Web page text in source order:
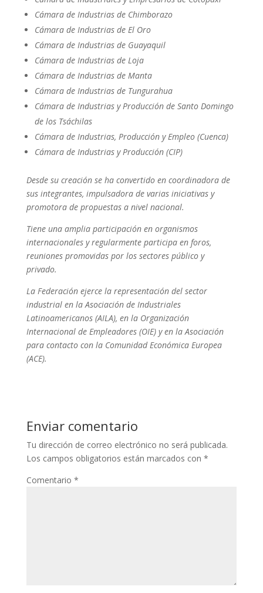
Cámara de Industrias de Chimborazo
Cámara de Industrias de El Oro
Cámara de Industrias de Guayaquil
Cámara de Industrias de Loja
Cámara de Industrias de Manta
Cámara de Industrias de Tungurahua
Cámara de Industrias y Producción de Santo Domingo
de los Tsáchilas
Cámara de Industrias, Producción y Empleo (Cuenca)
Cámara de Industrias y Producción (CIP)
Desde su creación se ha convertido en coordinadora de
sus integrantes, impulsadora de varias iniciativas y
promotora de propuestas a nivel nacional.
Tiene una amplia participación en organismos
internacionales y regularmente participa en foros,
reuniones promovidas por los sectores público y
privado.
La Federación ejerce la representación del sector
industrial en la Asociación de Industriales
Latinoamericanos (AILA), en la Organización
Internacional de Empleadores (OIE) y en la Asociación
para contacto con la Comunidad Económica Europea
(ACE).
Enviar comentario
Tu dirección de correo electrónico no será publicada.
Los campos obligatorios están marcados con *
Comentario *